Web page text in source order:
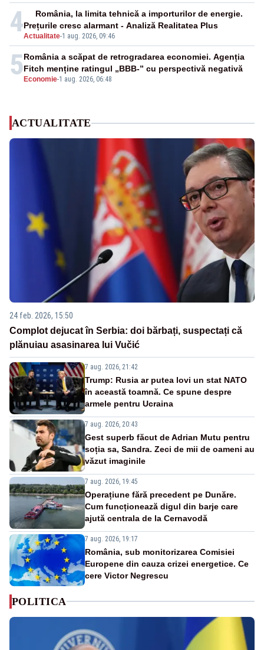
4Actualitate-1 aug. 2026, 09:46
România, la limita tehnică a importurilor de energie.
Prețurile cresc alarmant - Analiză Realitatea Plus
5 Economie-1 aug. 2026, 06:48
România a scăpat de retrogradarea economiei. Agenția
Fitch menține ratingul „BBB-” cu perspectivă negativă
ACTUALITATE
24 feb. 2026, 15:50
Complot dejucat în Serbia: doi bărbați, suspectați că
plănuiau asasinarea lui Vučić
7 aug. 2026, 21:42
Trump: Rusia ar putea lovi un stat NATO
în această toamnă. Ce spune despre
armele pentru Ucraina
7 aug. 2026, 20:43
Gest superb făcut de Adrian Mutu pentru
soția sa, Sandra. Zeci de mii de oameni au
văzut imaginile
7 aug. 2026, 19:45
Operațiune fără precedent pe Dunăre.
Cum funcționează digul din barje care
ajută centrala de la Cernavodă
7 aug. 2026, 19:17
România, sub monitorizarea Comisiei
Europene din cauza crizei energetice. Ce
cere Victor Negrescu
POLITICA